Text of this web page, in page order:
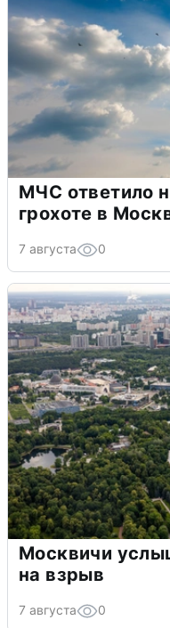
МЧС ответило
грохоте в
7 августа 0
Москвичи
на взрыв
7 августа 0